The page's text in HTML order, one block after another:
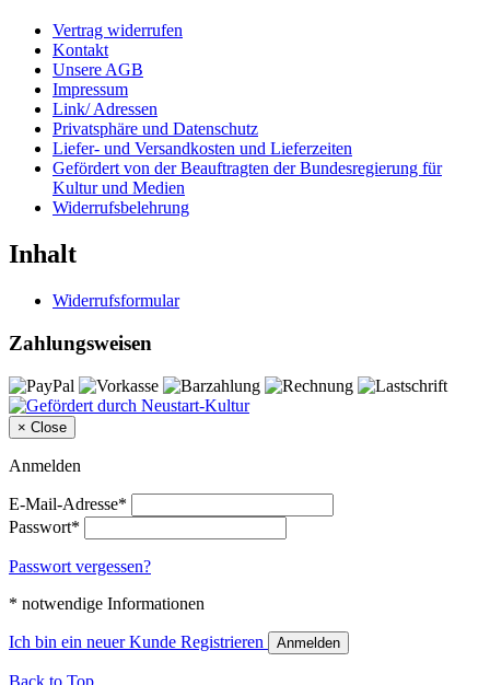
Vertrag widerrufen
Kontakt
Unsere AGB
Impressum
Link/ Adressen
Privatsphäre und Datenschutz
Liefer- und Versandkosten und Lieferzeiten
Gefördert von der Beauftragten der Bundesregierung für
Kultur und Medien
Widerrufsbelehrung
Inhalt
Widerrufsformular
Zahlungsweisen
× Close
Anmelden
E-Mail-Adresse*
Passwort*
Passwort vergessen?
* notwendige Informationen
Ich bin ein neuer Kunde Registrieren Anmelden
Back to Top